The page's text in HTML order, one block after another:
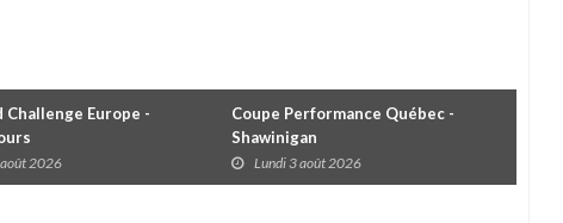
Challenge Europe -
2026
Coupe Performance Québec -
Shawinigan
Lundi 3 août 2026